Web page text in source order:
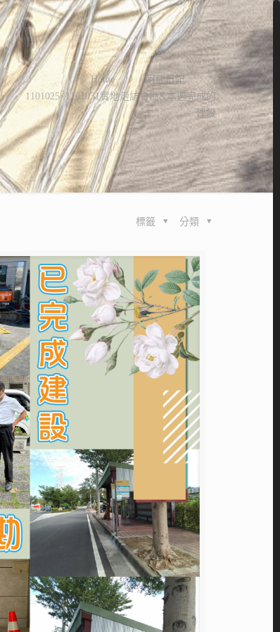
Home
阿龍日記
1101025~1101031實地走訪會勘&本週完成的
建設
分類
標籤